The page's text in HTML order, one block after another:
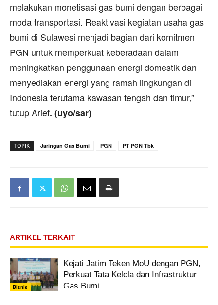
melakukan monetisasi gas bumi dengan berbagai
moda transportasi. Reaktivasi kegiatan usaha gas
bumi di Sulawesi menjadi bagian dari komitmen
PGN untuk memperkuat keberadaan dalam
meningkatkan penggunaan energi domestik dan
menyediakan energi yang ramah lingkungan di
Indonesia terutama kawasan tengah dan timur,”
tutup Arief. (uyo/sar)
TOPIK Jaringan Gas Bumi PGN PT PGN Tbk
ARTIKEL TERKAIT
Bisnis
Kejati Jatim Teken MoU dengan PGN,
Perkuat Tata Kelola dan Infrastruktur
Gas Bumi